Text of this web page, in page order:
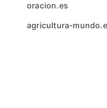
oracion.es
agricultura-